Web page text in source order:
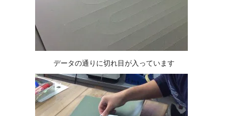
データの通りに切れ目が入っています